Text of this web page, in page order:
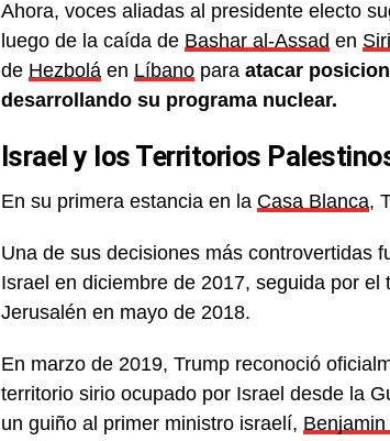
Ahora, voces aliadas al presidente electo
luego de la caída de Bashar al-Assad en
de Hezbolá en Líbano para atacar
desarrollando su programa nuclear.
Israel y los Territorios
En su primera estancia en la Casa Blanca,
Una de sus decisiones más controvertidas
Israel en diciembre de 2017, seguida por
Jerusalén en mayo de 2018.
En marzo de 2019, Trump reconoció
territorio sirio ocupado por Israel desde la
un guiño al primer ministro israelí,